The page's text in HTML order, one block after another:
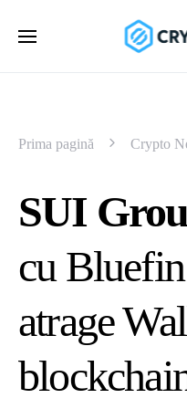
Prima pagină Crypto
SUI
cu
atrage